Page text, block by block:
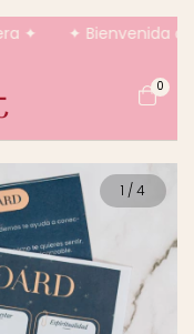
✦ ✦ Bienvenida a
0
1 /4